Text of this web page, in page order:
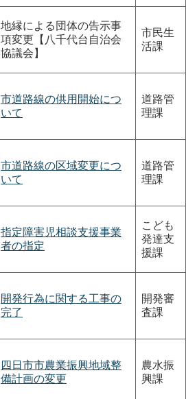
地縁による団体の告示事
項変更【八千代台自治会
協議会】
市民生
活課
市道路線の供用開始につ
いて
道路管
理課
市道路線の区域変更につ
いて
道路管
理課
指定障害児相談支援事業
者の指定
こども
発達支
援課
開発行為に関する工事の
完了
開発審
査課
四日市市農業振興地域整
備計画の変更
農水振
興課